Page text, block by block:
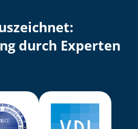
durch Experten